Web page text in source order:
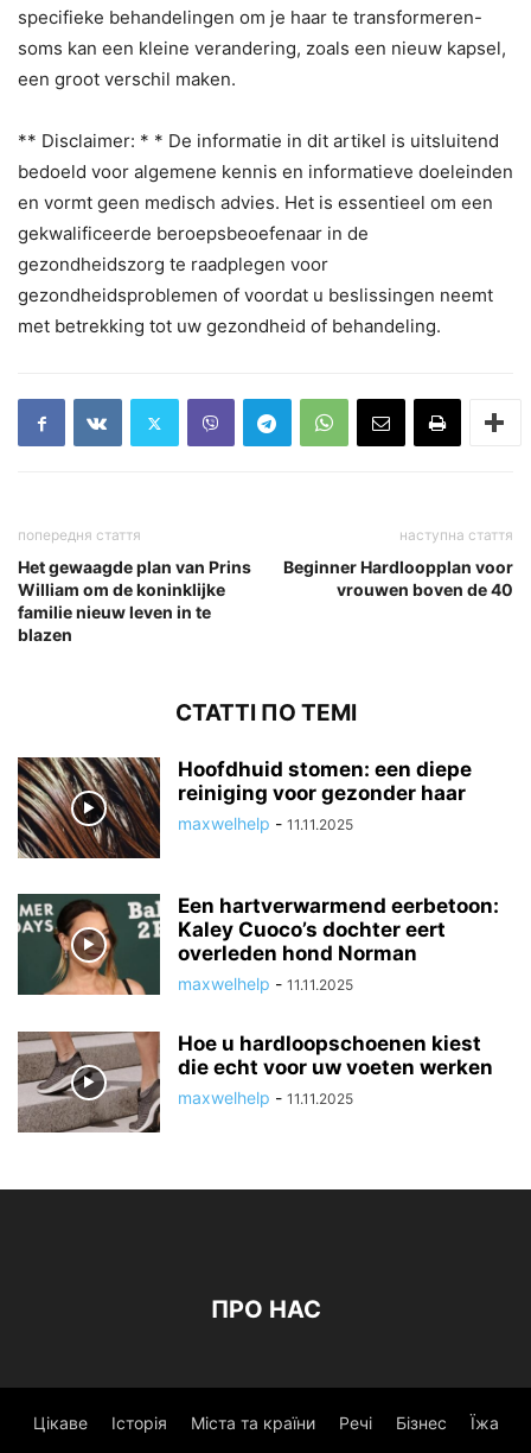
specifieke behandelingen om je haar te transformeren-
soms kan een kleine verandering, zoals een nieuw kapsel,
een groot verschil maken.
** Disclaimer: * * De informatie in dit artikel is uitsluitend
bedoeld voor algemene kennis en informatieve doeleinden
en vormt geen medisch advies. Het is essentieel om een
gekwalificeerde beroepsbeoefenaar in de
gezondheidszorg te raadplegen voor
gezondheidsproblemen of voordat u beslissingen neemt
met betrekking tot uw gezondheid of behandeling.
попередня стаття
Het gewaagde plan van Prins
William om de koninklijke
familie nieuw leven in te
blazen
наступна стаття
Beginner Hardloopplan voor
vrouwen boven de 40
СТАТТІ ПО ТЕМІ
Hoofdhuid stomen: een diepe
reiniging voor gezonder haar
maxwelhelp - 11.11.2025
Een hartverwarmend eerbetoon:
Kaley Cuoco’s dochter eert
overleden hond Norman
maxwelhelp - 11.11.2025
Hoe u hardloopschoenen kiest
die echt voor uw voeten werken
maxwelhelp - 11.11.2025
ПРО НАС
Цікаве Історія Міста та країни Речі Бізнес Їжа